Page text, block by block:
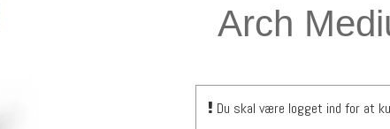
Arch
Du skal være logget ind for at